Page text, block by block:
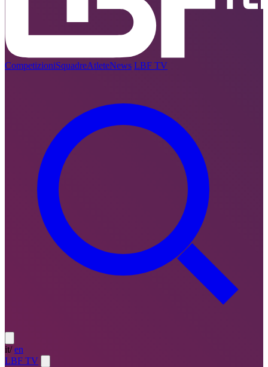
CompetizioniSquadreAtleteNews LBF TV
it/ en
LBF TV